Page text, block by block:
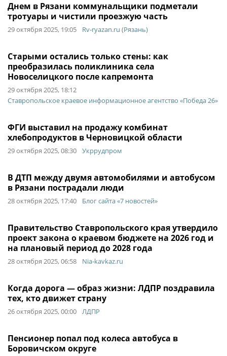
Днем в Рязани коммунальщики подметали
тротуары и чистили проезжую часть
29 октября 2025, 19:05 Rv-ryazan.ru (Рязань)
Старыми остались только стены: как
преобразилась поликлиника села
Новоселицкого после капремонта
29 октября 2025, 18:12
Ставропольское краевое информационное агентство «Победа 26»
ФГИ выставил на продажу комбинат
хлебопродуктов в Черновицкой области
29 октября 2025, 08:30 Укррудпром
В ДТП между двумя автомобилями и автобусом
в Рязани пострадали люди
28 октября 2025, 17:40 Блог сайта «7 новостей»
Правительство Ставропольского края утвердило
проект закона о краевом бюджете на 2026 год и
на плановый период до 2028 года
28 октября 2025, 06:58 Nia-kavkaz.ru
Когда дорога — образ жизни: ЛДПР поздравила
тех, кто движет страну
26 октября 2025, 00:00 ЛДПР
Пенсионер попал под колеса автобуса в
Боровичском округе